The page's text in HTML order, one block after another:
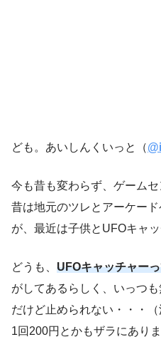
ども。あいしんくいっと（
今も昔も変わらず、ゲーム
昔は地元のツレとアーケー
が、最近は子供とUFOキャ
どうも、 UFOキャッチャー
がしてあるらしく、いっつ
だけど止められない・・・（
1回200円とかもザラにあり